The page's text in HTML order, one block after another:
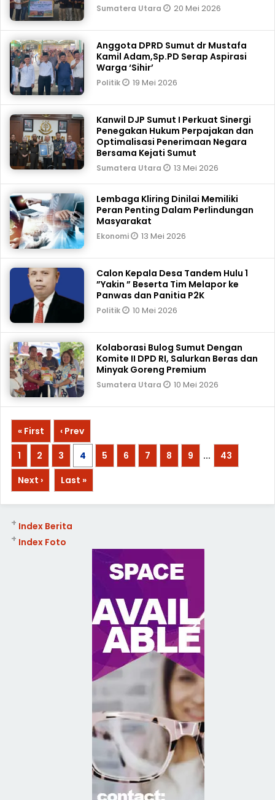
Sumatera Utara 20 Mei 2026
Anggota DPRD Sumut dr Mustafa
Kamil Adam,Sp.PD Serap Aspirasi
Warga ‘Sihir’
Politik 19 Mei 2026
Kanwil DJP Sumut I Perkuat Sinergi
Penegakan Hukum Perpajakan dan
Optimalisasi Penerimaan Negara
Bersama Kejati Sumut
Sumatera Utara 13 Mei 2026
Lembaga Kliring Dinilai Memiliki
Peran Penting Dalam Perlindungan
Masyarakat
Ekonomi 13 Mei 2026
Calon Kepala Desa Tandem Hulu 1
”Yakin ” Beserta Tim Melapor ke
Panwas dan Panitia P2K
Politik 10 Mei 2026
Kolaborasi Bulog Sumut Dengan
Komite II DPD RI, Salurkan Beras dan
Minyak Goreng Premium
Sumatera Utara 10 Mei 2026
« First
‹ Prev
1
2 3 4 5 6 7 8 9 ...
43
Next ›
Last »
Index Berita
+
Index Foto
+